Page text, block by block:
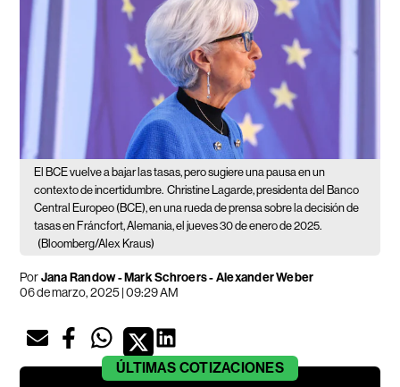
El BCE vuelve a bajar las tasas, pero sugiere una pausa en un
contexto de incertidumbre. Christine Lagarde, presidenta del Banco
Central Europeo (BCE), en una rueda de prensa sobre la decisión de
tasas en Fráncfort, Alemania, el jueves 30 de enero de 2025.
(Bloomberg/Alex Kraus)
PorJana Randow - Mark Schroers - Alexander Weber
06 de marzo, 2025 | 09:29 AM
ÚLTIMAS COTIZACIONES